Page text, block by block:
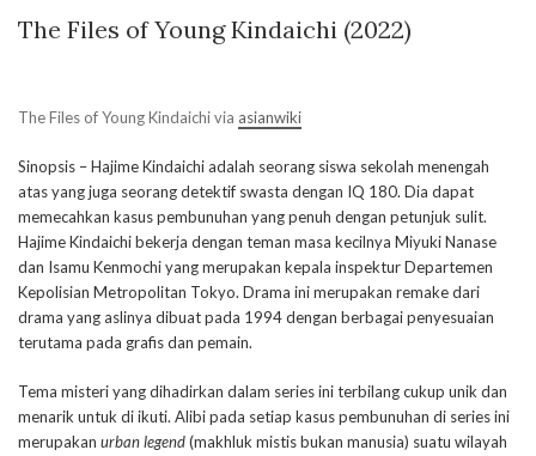
The Files of Young Kindaichi (2022)
The Files of Young Kindaichi via asianwiki
Sinopsis – Hajime Kindaichi adalah seorang siswa sekolah menengah
atas yang juga seorang detektif swasta dengan IQ 180. Dia dapat
memecahkan kasus pembunuhan yang penuh dengan petunjuk sulit.
Hajime Kindaichi bekerja dengan teman masa kecilnya Miyuki Nanase
dan Isamu Kenmochi yang merupakan kepala inspektur Departemen
Kepolisian Metropolitan Tokyo. Drama ini merupakan remake dari
drama yang aslinya dibuat pada 1994 dengan berbagai penyesuaian
terutama pada grafis dan pemain.
Tema misteri yang dihadirkan dalam series ini terbilang cukup unik dan
menarik untuk di ikuti. Alibi pada setiap kasus pembunuhan di series ini
merupakan urban legend(makhluk mistis bukan manusia) suatu wilayah